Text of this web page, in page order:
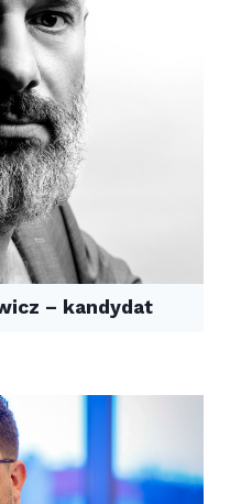
– kandydat